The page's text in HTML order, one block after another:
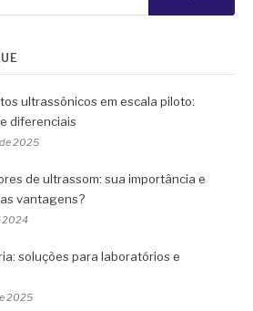
ultrassônicos em escala piloto:
diferenciais
2025
de ultrassom: sua importância e
vantagens?
2024
soluções para laboratórios e
2025